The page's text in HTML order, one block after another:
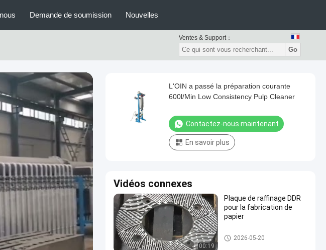
Demande de soumission Nouvelles
Ventes & Support：
Go
L'OIN a passé la préparation courante
600l/Min Low Consistency Pulp Cleaner
Contactez-nous maintenant
En savoir plus
Vidéos connexes
00:19
Plaque de raffinage DDR
pour la fabrication de
papier
machine de fabrication de papi
er
2026-05-20